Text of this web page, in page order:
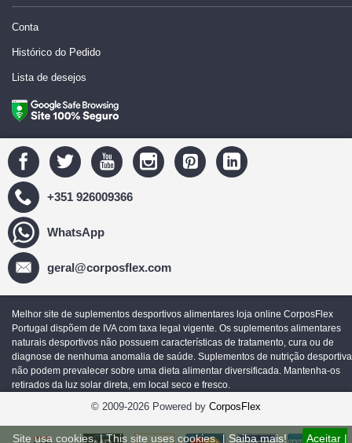
Conta
Histórico do Pedido
Lista de desejos
+351 926009366
WhatsApp
geral@corposflex.com
Melhor site de suplementos desportivos alimentares loja online CorposFlex
Portugal dispõem de IVA com taxa legal vigente. Os suplementos alimentares
naturais desportivos não possuem características de tratamento, cura ou de
diagnose de nenhuma anomalia de saúde. Suplementos de nutrição desportiva
não podem prevalecer sobre uma dieta alimentar diversificada. Mantenha-os
retirados da luz solar direta, em local seco e fresco.
© 2009-2026 Powered by CorposFlex
Site usa cookies. | This site uses cookies. | Saiba mais! Aceitar |